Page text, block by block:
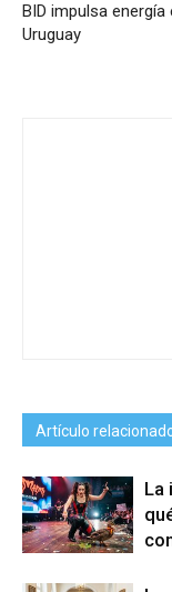
BID impulsa energía
Uruguay
Artículo
La